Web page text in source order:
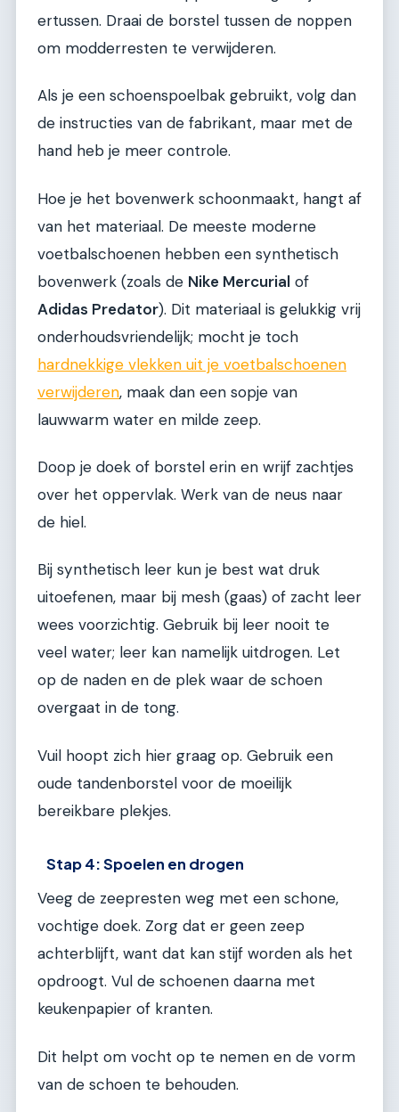
ertussen. Draai de borstel tussen de noppen
om modderresten te verwijderen.
Als je een schoenspoelbak gebruikt, volg dan
de instructies van de fabrikant, maar met de
hand heb je meer controle.
Hoe je het bovenwerk schoonmaakt, hangt af
van het materiaal. De meeste moderne
voetbalschoenen hebben een synthetisch
bovenwerk (zoals de Nike Mercurial of
Adidas Predator). Dit materiaal is gelukkig vrij
onderhoudsvriendelijk; mocht je toch
hardnekkige vlekken uit je voetbalschoenen
verwijderen, maak dan een sopje van
lauwwarm water en milde zeep.
Doop je doek of borstel erin en wrijf zachtjes
over het oppervlak. Werk van de neus naar
de hiel.
Bij synthetisch leer kun je best wat druk
uitoefenen, maar bij mesh (gaas) of zacht leer
wees voorzichtig. Gebruik bij leer nooit te
veel water; leer kan namelijk uitdrogen. Let
op de naden en de plek waar de schoen
overgaat in de tong.
Vuil hoopt zich hier graag op. Gebruik een
oude tandenborstel voor de moeilijk
bereikbare plekjes.
Stap 4: Spoelen en drogen
Veeg de zeepresten weg met een schone,
vochtige doek. Zorg dat er geen zeep
achterblijft, want dat kan stijf worden als het
opdroogt. Vul de schoenen daarna met
keukenpapier of kranten.
Dit helpt om vocht op te nemen en de vorm
van de schoen te behouden.